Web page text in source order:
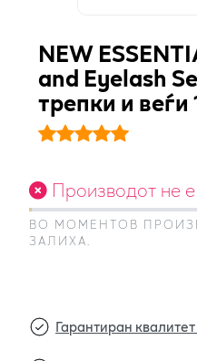
NEW
and Eyelash
трепки и
Производот не
ВО МОМЕНТОВ
ЗАЛИХА.
Гарантиран